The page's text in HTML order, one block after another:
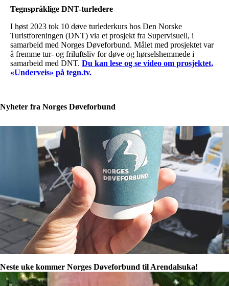
Tegnspråklige DNT-turledere
I høst 2023 tok 10 døve turlederkurs hos Den Norske
Turistforeningen (DNT) via et prosjekt fra Supervisuell, i
samarbeid med Norges Døveforbund. Målet med prosjektet var
å fremme tur- og friluftsliv for døve og hørselshemmede i
samarbeid med DNT. Du kan lese og se video om prosjektet,
«Underveis» på tegn.tv.
Nyheter fra Norges Døveforbund
Neste uke kommer Norges Døveforbund til Arendalsuka!